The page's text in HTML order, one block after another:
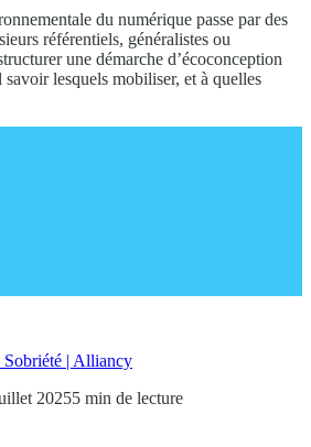
du numérique passe par des
référentiels, généralistes ou
une démarche d’écoconception
lesquels mobiliser, et à quelles
| Alliancy
20255 min de lecture